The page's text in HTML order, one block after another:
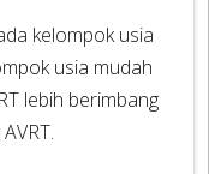
kelompok usia
usia mudah
lebih berimbang